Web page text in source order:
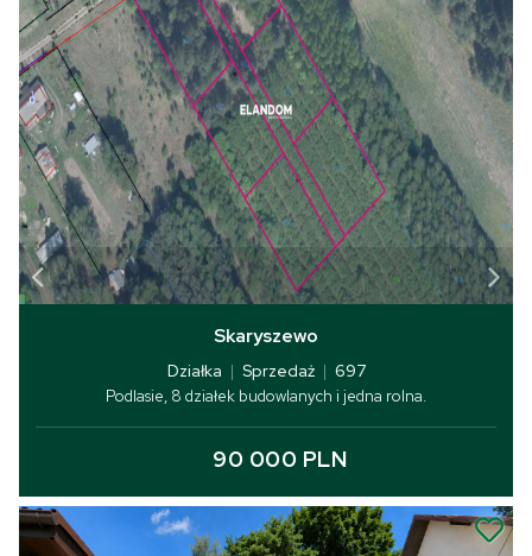
Skaryszewo
Działka | Sprzedaż | 697
Podlasie, 8 działek budowlanych i jedna rolna.
90 000 PLN